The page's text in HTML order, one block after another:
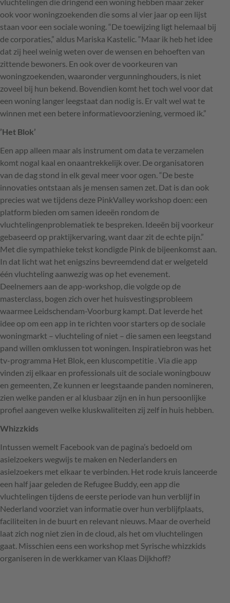
ook voor woningzoekenden die soms al vier jaar op een lijst
staan voor een sociale woning. “De toewijzing ligt helemaal bij
de corporaties,” aldus Mariska Kastelic. “Maar ik heb het idee
dat zij heel weinig weten over de wensen en behoeften van
zittende bewoners. En ook over de voorkeuren van
woningzoekenden, waaronder vergunninghouders, is niet
zoveel bij hun bekend. Bovendien komt het toch wel voor dat
een woning langer leegstaat dan nodig is. Er valt wel wat te
winnen met een betere informatievoorziening, vermoed ik.”
’Het Blok’
Een app alleen maar als instrument om data te verzamelen
komt nogal kaal en onaantrekkelijk over. De organisatoren
van de dag stond in elk geval meer voor ogen. “De beste
innovaties ontstaan als je mensen samen zet. Dat is dan ook
precies wat we tijdens deze PinkValley workshop doen: een
platform bieden om samen ideeën rondom de
vluchtelingenproblematiek te bespreken. Ideeën bij voorkeur
gebaseerd op praktijkervaring, want daar zit de echte pijn.”
Met die sympathieke tekst kondigde Pink de bijeenkomst aan.
In dat licht wat het enigszins bevreemdend dat er welgeteld
één vluchteling aanwezig was op het evenement.
Deelnemers aan de app-workshop, die volgde op de
masterclass, bogen zich over het huisvestingsprobleem
waarmee Leidschendam-Voorburg kampt. Dat leverde het
idee op om een app in te richten voor starters op de sociale
woningmarkt – vluchteling of niet – die samen een leegstand
pand willen omklussen tot woningen. Inspiratiebron was het
tv-programma Het Blok, een kluscompetitie . Via die app
vinden zij elkaar en professionals uit de sociale woningbouw
en gemeenten, Ze kunnen er leegstaande panden nomineren,
zien welke panden er al klusbaar zijn en in hun persoonlijke
profiel aangeven welke kluskwaliteiten zij zelf in huis hebben.
Whizzkids
Intussen wemelt Facebook van de pagina’s bedoeld om
asielzoekers wegwijs te maken en Nederlanders en
asielzoekers met elkaar te verbinden. Het rode kruis lanceerde
een half jaar geleden de Refugee Buddy, een app die
vluchtelingen tijdens de eerste periode van hun verblijf in
Nederland voorziet van informatie over hun verblijfplaats,
faciliteiten in de buurt en relevant nieuws. Maar de overheid
laat zich nog niet zien in de cloud, als het om vluchtelingen
gaat. Misschien eens een workshop met Syrische whizzkids
organiseren in de werkkamer van Klaas Dijkhoff?